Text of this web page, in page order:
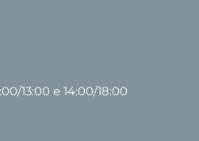
13:00 e 14:00/18:00